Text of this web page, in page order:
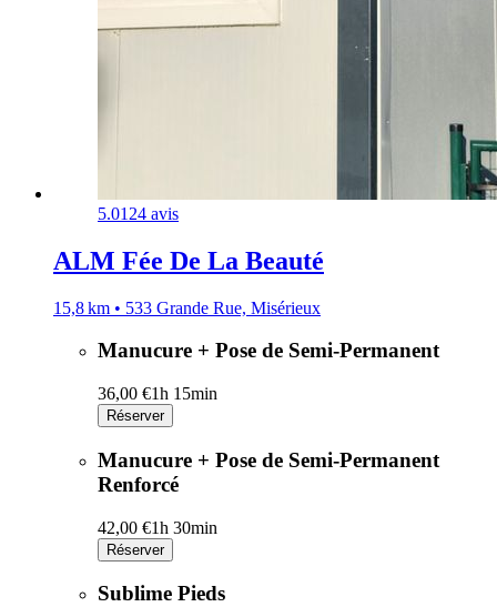
5.0124 avis
ALM Fée De La Beauté
15,8 km • 533 Grande Rue, Misérieux
Manucure + Pose de Semi-Permanent
36,00 €1h 15min
Réserver
Manucure + Pose de Semi-Permanent
Renforcé
42,00 €1h 30min
Réserver
Sublime Pieds